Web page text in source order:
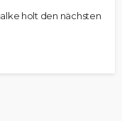
holt den nächsten